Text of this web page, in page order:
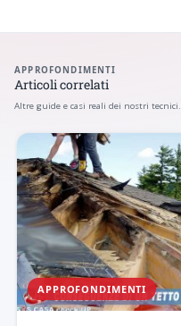
APPROFONDIMENTI
Articoli correlati
Altre guide e casi reali dei nostri tecnici.
APPROFONDIMENTI